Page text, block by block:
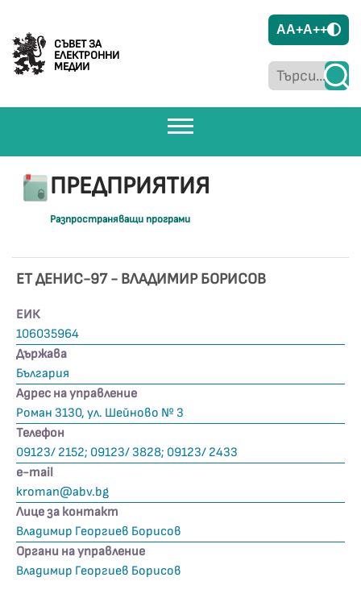
СЪВЕТ ЗА
ЕЛЕКТРОННИ
МЕДИИ
AA+A++
ПРЕДПРИЯТИЯ
Разпространяващи програми
ЕТ ДЕНИС-97 - ВЛАДИМИР БОРИСОВ
ЕИК
106035964
Държава
България
Адрес на управление
Роман 3130, ул. Шейново № 3
Телефон
09123/ 2152; 09123/ 3828; 09123/ 2433
е-mail
kroman@abv.bg
Лице за контакт
Владимир Георгиев Борисов
Органи на управление
Владимир Георгиев Борисов